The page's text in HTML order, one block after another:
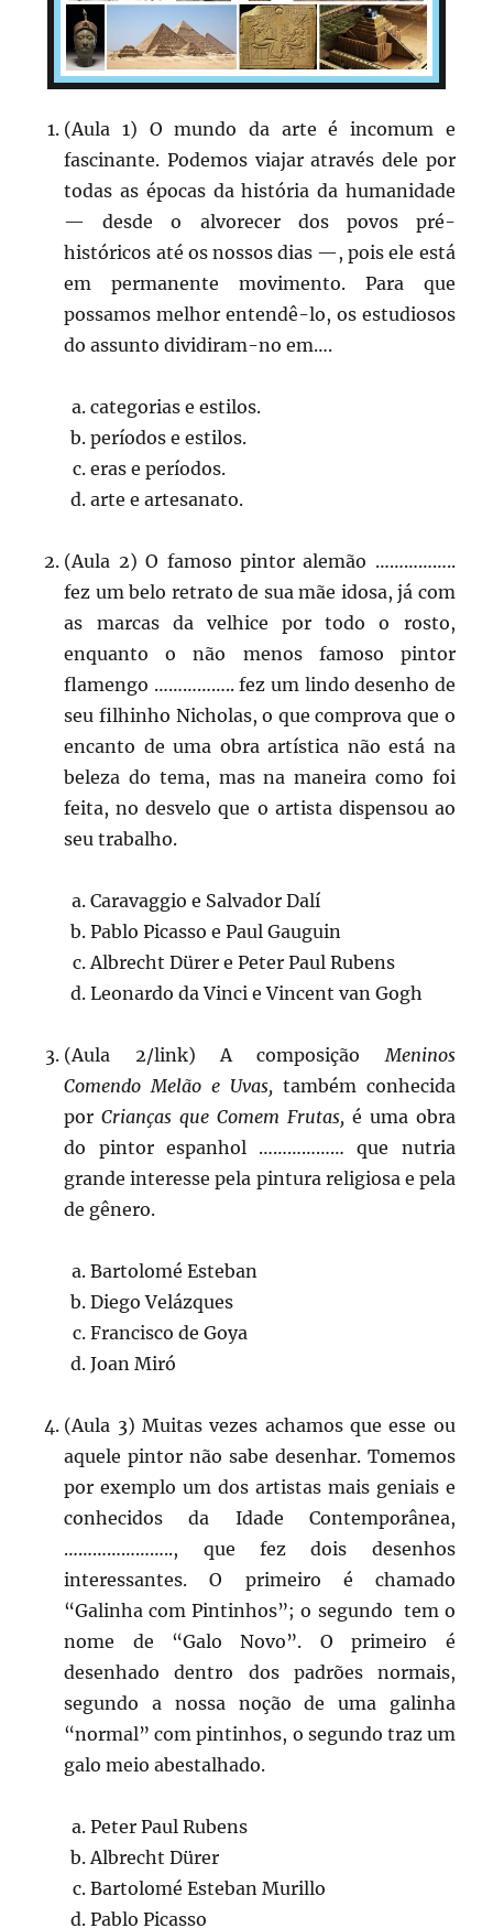
(Aula 1) O mundo da arte é incomum e
fascinante. Podemos viajar através dele por
todas as épocas da história da humanidade
— desde o alvorecer dos povos pré-
históricos até os nossos dias —, pois ele está
em permanente movimento. Para que
possamos melhor entendê-lo, os estudiosos
do assunto dividiram-no em….
categorias e estilos.
períodos e estilos.
eras e períodos.
arte e artesanato.
(Aula 2) O famoso pintor alemão ……………..
fez um belo retrato de sua mãe idosa, já com
as marcas da velhice por todo o rosto,
enquanto o não menos famoso pintor
flamengo …………….. fez um lindo desenho de
seu filhinho Nicholas, o que comprova que o
encanto de uma obra artística não está na
beleza do tema, mas na maneira como foi
feita, no desvelo que o artista dispensou ao
seu trabalho.
Caravaggio e Salvador Dalí
Pablo Picasso e Paul Gauguin
Albrecht Dürer e Peter Paul Rubens
Leonardo da Vinci e Vincent van Gogh
(Aula 2/link) A composiçãoMeninos
Comendo Melão e Uvas, também conhecida
por Crianças que Comem Frutas,é uma obra
do pintor espanhol ……………… que nutria
grande interesse pela pintura religiosa e pela
de gênero.
Bartolomé Esteban
Diego Velázques
Francisco de Goya
Joan Miró
(Aula 3) Muitas vezes achamos que esse ou
aquele pintor não sabe desenhar. Tomemos
por exemplo um dos artistas mais geniais e
conhecidos da Idade Contemporânea,
………………….., que fez dois desenhos
interessantes. O primeiro é chamado
“Galinha com Pintinhos”; o segundo tem o
nome de “Galo Novo”. O primeiro é
desenhado dentro dos padrões normais,
segundo a nossa noção de uma galinha
“normal” com pintinhos, o segundo traz um
galo meio abestalhado.
Peter Paul Rubens
Albrecht Dürer
Bartolomé Esteban Murillo
Pablo Picasso